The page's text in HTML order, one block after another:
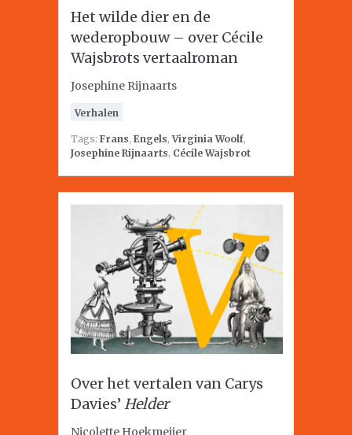
Het wilde dier en de
wederopbouw – over Cécile
Wajsbrots vertaalroman
Josephine Rijnaarts
Verhalen
Tags: Frans, Engels,Virginia Woolf,
Josephine Rijnaarts, Cécile Wajsbrot
Over het vertalen van Carys
Davies’ Helder
Nicolette Hoekmeijer